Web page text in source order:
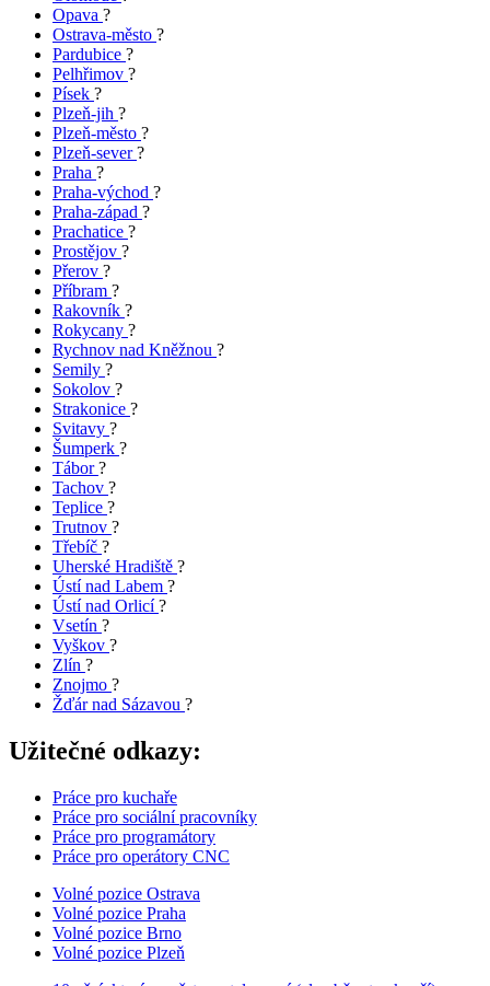
Opava ?
Ostrava-město ?
Pardubice ?
Pelhřimov ?
Písek ?
Plzeň-jih ?
Plzeň-město ?
Plzeň-sever?
Praha ?
Praha-východ ?
Praha-západ ?
Prachatice ?
Prostějov ?
Přerov ?
Příbram ?
Rakovník ?
Rokycany ?
Rychnov nad Kněžnou ?
Semily ?
Sokolov ?
Strakonice ?
Svitavy ?
Šumperk ?
Tábor?
Tachov ?
Teplice ?
Trutnov ?
Třebíč ?
Uherské Hradiště ?
Ústí nad Labem ?
Ústí nad Orlicí?
Vsetín ?
Vyškov ?
Zlín ?
Znojmo ?
Žďár nad Sázavou ?
Užitečné odkazy:
Práce pro kuchaře
Práce pro sociální pracovníky
Práce pro programátory
Práce pro operátory CNC
Volné pozice Ostrava
Volné pozice Praha
Volné pozice Brno
Volné pozice Plzeň